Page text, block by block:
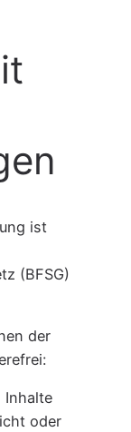
ist
(BFSG)
der
Inhalte
oder